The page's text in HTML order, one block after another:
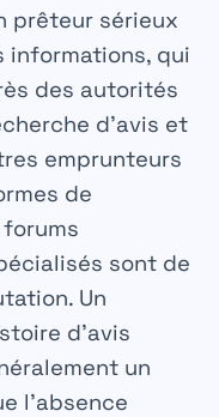
prêteur sérieux
informations, qui
des autorités
d’avis et
emprunteurs
de
sont de
Un
d’avis
un
l’absence